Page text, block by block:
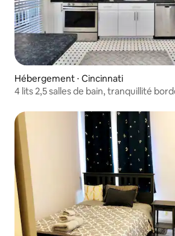
Hébergement ⋅ Cincinnati
4 lits 2,5 salles de bain, tranquillité